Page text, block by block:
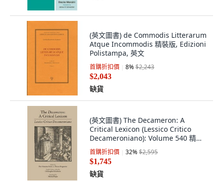
(英文圖書) de Commodis Litterarum
Atque Incommodis 精裝版, Edizioni
Polistampa, 英文
首購折扣價 8%$2,243
$2,043
缺貨
(英文圖書) The Decameron: A
Critical Lexicon (Lessico Critico
Decameroniano): Volume 540 精裝
版, Arizona Center for Medieval...,
英文
首購折扣價 32%$2,595
$1,745
缺貨